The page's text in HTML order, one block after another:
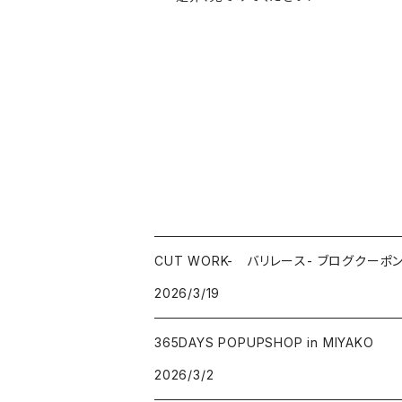
CUT WORK- バリレース- ブログクーポン
2026/3/19
365DAYS POPUPSHOP in MIYAKO
2026/3/2